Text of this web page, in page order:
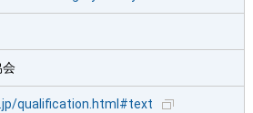
会
qualification.html#text